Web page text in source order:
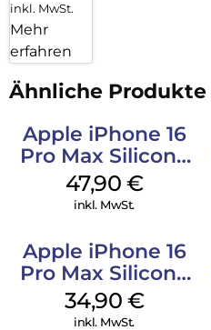
inkl. MwSt.
Mehr
erfahren
Ähnliche Produkte
Apple iPhone 16
Pro Max Silicone
Case MagSafe
Black
47,90 €
inkl. MwSt.
Apple iPhone 16
Pro Max Silicone
Case MagSafe
Denim
34,90 €
inkl. MwSt.